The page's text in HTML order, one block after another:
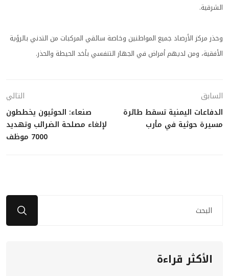
الشرقية.
وحذر مركز الأرصاد جميع المواطنين وخاصة سائقي المركبات من التدني بالرؤية
الأفقية، ومن لديهم أمراض في الجهاز التنفسي بأخد الحيطة والحذر.
السابق
الدفاعات اليمنية تسقط طائرة
مسيرة حوثية في مأرب
التالي
صنعاء: الحوثيون يخططون
لإلغاء مصلحة الضرائب وتهديد
7000 موظف
الأكثر قراءة